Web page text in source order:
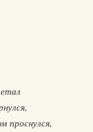
проснулся,